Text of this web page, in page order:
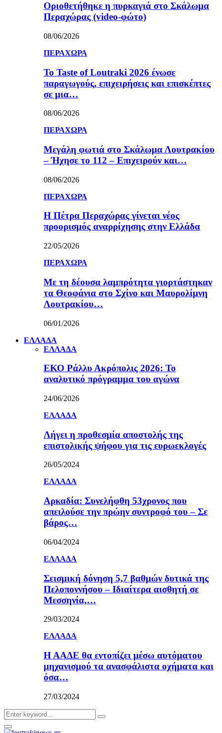
Οριοθετήθηκε η πυρκαγιά στο Σκάλωμα
Περαχώρας (video-φώτο)
08/06/2026
ΠΕΡΑΧΩΡΑ
Το Taste of Loutraki 2026 ένωσε
παραγωγούς, επιχειρήσεις και επισκέπτες
σε μια…
08/06/2026
ΠΕΡΑΧΩΡΑ
Μεγάλη φωτιά στο Σκάλωμα Λουτρακίου
– Ήχησε το 112 – Επιχειρούν και…
08/06/2026
ΠΕΡΑΧΩΡΑ
Η Πέτρα Περαχώρας γίνεται νέος
προορισμός αναρρίχησης στην Ελλάδα
22/05/2026
ΠΕΡΑΧΩΡΑ
Με τη δέουσα λαμπρότητα γιορτάστηκαν
τα Θεοφάνια στο Σχίνο και Μαυρολίμνη
Λουτρακίου…
06/01/2026
ΕΛΛΑΔΑ
ΕΛΛΑΔΑ
ΕΚΟ Ράλλυ Ακρόπολις 2026: Το
αναλυτικό πρόγραμμα του αγώνα
24/06/2026
ΕΛΛΑΔΑ
Λήγει η προθεσμία αποστολής της
επιστολικής ψήφου για τις ευρωεκλογές
26/05/2024
ΕΛΛΑΔΑ
Αρκαδία: Συνελήφθη 53χρονος που
απειλούσε την πρώην συντροφό του – Σε
βάρος…
06/04/2024
ΕΛΛΑΔΑ
Σεισμική δόνηση 5,7 βαθμών δυτικά της
Πελοποννήσου – Ιδιαίτερα αισθητή σε
Μεσσηνία,…
29/03/2024
ΕΛΛΑΔΑ
Η ΑΑΔΕ θα εντοπίζει μέσω αυτόματου
μηχανισμού τα ανασφάλιστα οχήματα και
όσα…
27/03/2024
Search
for:
Search
Primary